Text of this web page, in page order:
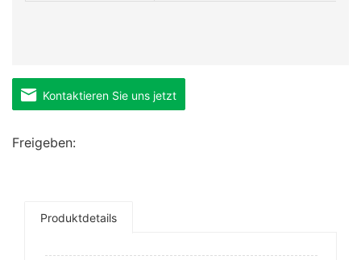
Kontaktieren Sie uns jetzt
Freigeben:
Produktdetails